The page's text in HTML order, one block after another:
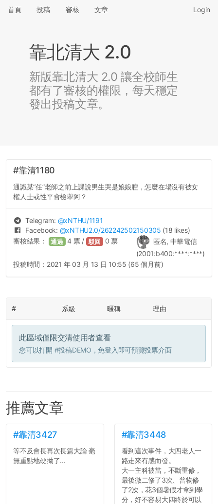
首頁 投稿 審核 文章 Login
靠北清大 2.0
新版靠北清大 2.0 讓全校師生
都有了審核的權限，每天穩定
發出投稿文章。
#靠清1180
通識某“任”老師之前上課說男生哭是娘娘腔，怎麼在場沒有被女
權人士或性平會檢舉阿？
Telegram: @xNTHU/1191
Facebook: @xNTHU2.0/262242502150305 (18 likes)
匿名, 中華電信
(2001:b400:****:****)
審核結果： 通過 4 票 / 駁回 0 票
投稿時間： 2021 年 03 月 13 日 10:55 (65 個月前)
# 系級 暱稱 理由
此區域僅限交清使用者查看
您可以打開 #投稿DEMO ，免登入即可預覽投票介面
推薦文章
#靠清3427
等不及會長再次長篇大論 毫
無重點地硬拗了...
#靠清3448
看到這次事件，大四老人一
路走來有感而發。
大一主科被當，不斷重修，
最後微二修了3次、普物修
了2次，花3個暑假才拿到學
分，好不容易大四終於可以